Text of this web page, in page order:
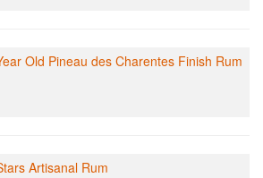
Old Pineau des Charentes Finish Rum
Artisanal Rum